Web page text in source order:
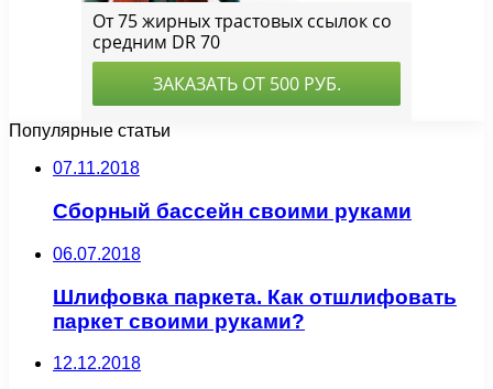
Популярные статьи
07.11.2018
Сборный бассейн своими руками
06.07.2018
Шлифовка паркета. Как отшлифовать
паркет своими руками?
12.12.2018